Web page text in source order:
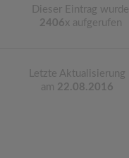
Dieser Eintrag wurde
2406x aufgerufen
Letzte Aktualisierung
am 22.08.2016